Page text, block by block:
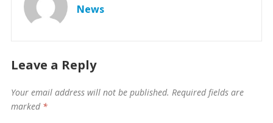
News
Leave a Reply
Your email address will not be published. Required fields are
marked *